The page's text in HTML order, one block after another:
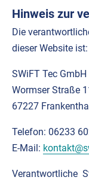
Hinweis zur
Die
dieser Website ist:
SWiFT Tec GmbH
Wormser Straße
67227
Telefon: 06233
E-Mail:
Verantwortliche